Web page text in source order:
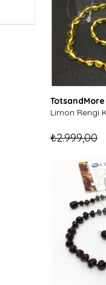
TotsandMore
₺2.999,00